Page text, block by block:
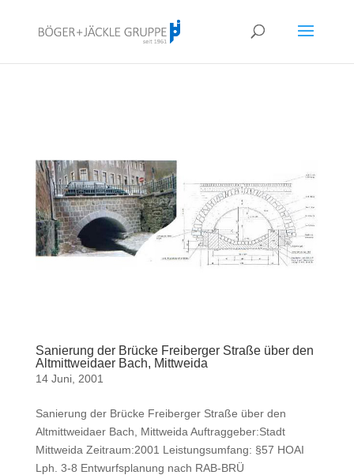
Sanierung der Brücke Freiberger Straße über den
Altmittweidaer Bach, Mittweida
14 Juni, 2001
Sanierung der Brücke Freiberger Straße über den
Altmittweidaer Bach, Mittweida Auftraggeber:Stadt
Mittweida Zeitraum:2001 Leistungsumfang: §57 HOAI
Lph. 3-8 Entwurfsplanung nach RAB-BRÜ